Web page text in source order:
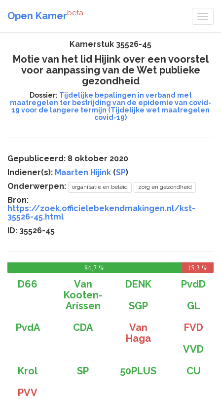
Open Kamerbeta
Kamerstuk 35526-45
Motie van het lid Hijink over een voorstel
voor aanpassing van de Wet publieke
gezondheid
Dossier: Tijdelijke bepalingen in verband met
maatregelen ter bestrijding van de epidemie van covid-
19 voor de langere termijn (Tijdelijke wet maatregelen
covid-19)
Gepubliceerd: 8 oktober 2020
Indiener(s): Maarten Hijink (SP)
Onderwerpen:
organisatie en beleid zorg en gezondheid
Bron:
https://zoek.officielebekendmakingen.nl/kst-
35526-45.html
ID: 35526-45
84,7 % 15,3 %
D66
Van
Kooten-
Arissen
DENK
PvdD
SGP
GL
PvdA
CDA
Van
Haga
FVD
VVD
Krol
SP 50PLUS
CU
PVV